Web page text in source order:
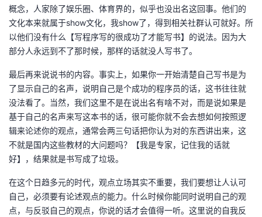
概念，人家除了娱乐圈、体育界的，似乎也没出名这回事。他们的
文化本来就属于show文化，我show了，得到相关社群认可就好。所
以他们没有什么【写程序写的很成功了才能写书】的说法。因为大
部分人永远到不了那时候，那样的话就没人写书了。
最后再来说说书的内容。事实上，如果你一开始清楚自己写书是为
了显示自己的名声，说明自己是个成功的程序员的话，这书往往就
没法看了。当然，我们这里不是在说出名有啥不对，而是说如果是
基于自己的名声来写这本书的话，很可能你就不会去想如何按照逻
辑来论述你的观点，通常会两三句话把你认为对的东西讲出来，这
不就是国内这些教材的大问题吗？【我是专家，记住我的话就
好】，结果就是书写成了垃圾。
在这个日趋多元的时代，观点立场其实不重要，我们要想让人认可
自己，必须要有论述观点的能力。什么时候你能同时说明自己的观
点，与反驳自己的观点，你说的话才会值得一听。这里说的自我反